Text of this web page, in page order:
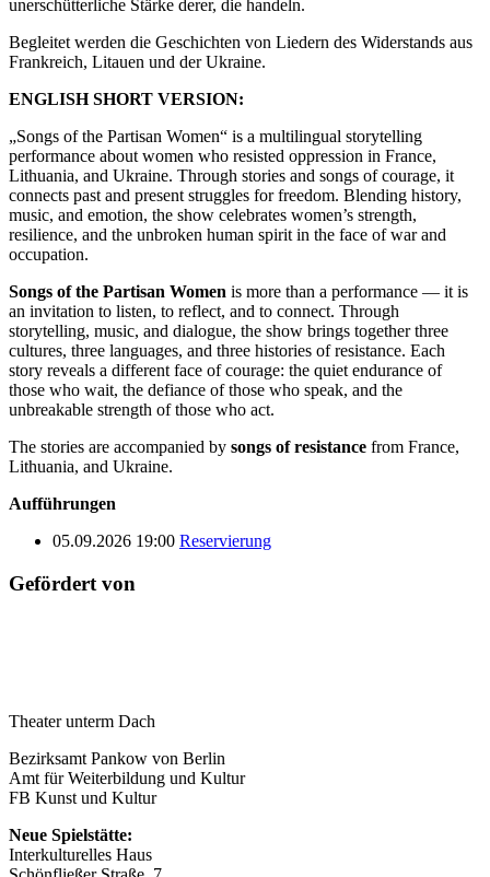
unerschütterliche Stärke derer, die handeln.
Begleitet werden die Geschichten von Liedern des Widerstands aus
Frankreich, Litauen und der Ukraine.
ENGLISH SHORT VERSION:
„Songs of the Partisan Women“ is a multilingual storytelling
performance about women who resisted oppression in France,
Lithuania, and Ukraine. Through stories and songs of courage, it
connects past and present struggles for freedom. Blending history,
music, and emotion, the show celebrates women’s strength,
resilience, and the unbroken human spirit in the face of war and
occupation.
Songs of the Partisan Women is more than a performance — it is
an invitation to listen, to reflect, and to connect. Through
storytelling, music, and dialogue, the show brings together three
cultures, three languages, and three histories of resistance. Each
story reveals a different face of courage: the quiet endurance of
those who wait, the defiance of those who speak, and the
unbreakable strength of those who act.
The stories are accompanied by songs of resistance from France,
Lithuania, and Ukraine.
Aufführungen
05.09.2026 19:00 Reservierung
Gefördert von
Theater unterm Dach
Bezirksamt Pankow von Berlin
Amt für Weiterbildung und Kultur
FB Kunst und Kultur
Neue Spielstätte:
Interkulturelles Haus